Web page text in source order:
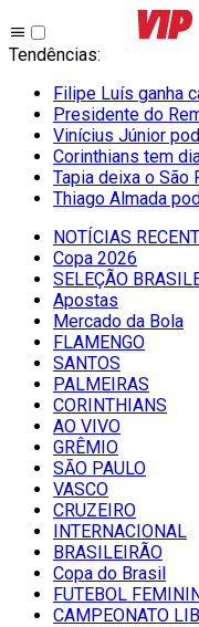
Tendências:
Filipe Luís ganha
Presidente do
Vinícius Júnior
Corinthians tem
Tapia deixa o São
Thiago Almada
NOTÍCIAS
Copa 2026
SELEÇÃO
Apostas
Mercado da Bola
FLAMENGO
SANTOS
PALMEIRAS
CORINTHIANS
AO VIVO
GRÊMIO
SĀO PAULO
VASCO
CRUZEIRO
INTERNACIONAL
BRASILEIRÃO
Copa do Brasil
FUTEBOL
CAMPEONATO